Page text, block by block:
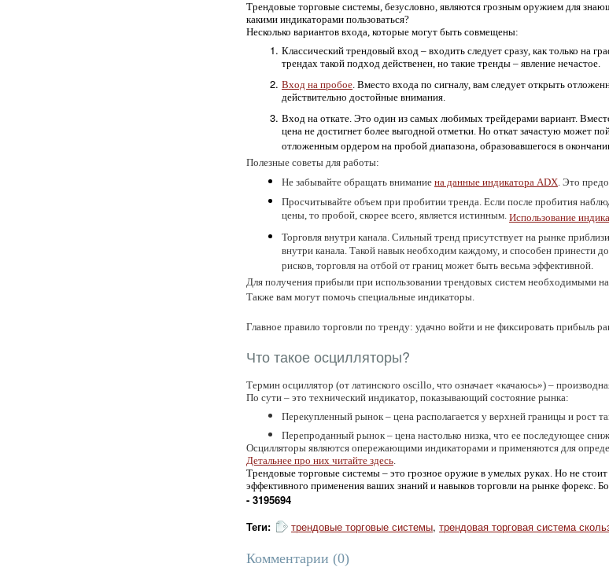
Трендовые торговые системы, безусловно, являются грозным оружием для
какими индикаторами пользоваться?
Несколько вариантов входа, которые могут быть совмещены:
Классический трендовый вход – входить следует сразу, как только на
трендах такой подход действенен, но такие тренды – явление нечастое.
Вход на пробое. Вместо входа по сигналу, вам следует открыть
действительно достойные внимания.
Вход на откате. Это один из самых любимых трейдерами вариант.
цена не достигнет более выгодной отметки. Но откат зачастую может
отложенным ордером на пробой диапазона, образовавшегося в
Полезные советы для работы:
Не забывайте обращать внимание на данные индикатора ADX. Это
Просчитывайте объем при пробитии тренда. Если после пробития
цены, то пробой, скорее всего, является истинным. Использование
Торговля внутри канала. Сильный тренд присутствует на рынке
внутри канала. Такой навык необходим каждому, и способен принести
рисков, торговля на отбой от границ может быть весьма эффективной.
Для получения прибыли при использовании трендовых систем необходимыми
Также вам могут помочь специальные индикаторы.
Главное правило торговли по тренду: удачно войти и не фиксировать прибыль
Что такое осцилляторы?
Термин осциллятор (от латинского oscillo, что означает «качаюсь») –
По сути – это технический индикатор, показывающий состояние рынка:
Перекупленный рынок – цена располагается у верхней границы и рост
Перепроданный рынок – цена настолько низка, что ее последующее
Осцилляторы являются опережающими индикаторами и применяются для
Детальнее про них читайте здесь.
Трендовые торговые системы – это грозное оружие в умелых руках. Но не
эффективного применения ваших знаний и навыков торговли на рынке форекс.
- 3195694
Теги:
трендовые торговые системы, трендовая торговая система
Комментарии (0)